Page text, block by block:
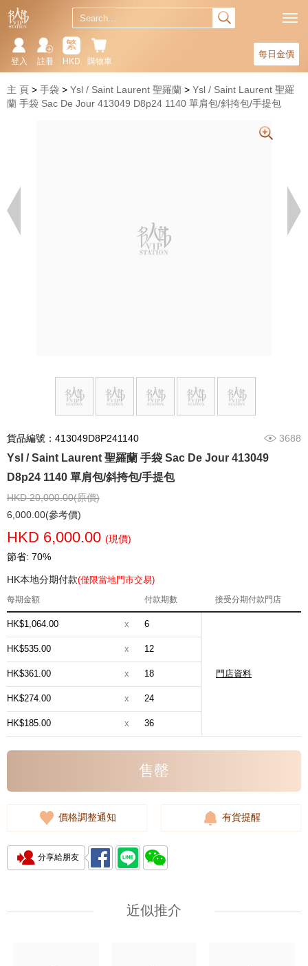
每日金價
購物車
繁
HKD
註冊
登入
主 頁 手袋 Ysl / Saint Laurent 聖羅蘭
Ysl / Saint Laurent 聖羅
蘭 手袋 Sac De Jour 413049 D8p24 1140 單肩包/斜挎包/手提包
貨品編號：413049D8P241140 3688
Ysl / Saint Laurent 聖羅蘭 手袋 Sac De Jour 413049
D8p24 1140 單肩包/斜挎包/手提包
HKD 20,000.00(原價)
6,000.00(參考價)
HKD 6,000.00 (現價)
節省: 70%
HK本地分期付款(僅限當地門市交易)
每期金額 付款期數 接受分期付款門店
HK$1,064.00 x 6
門店資料
HK$535.00 x 12
HK$361.00 x 18
HK$274.00 x 24
HK$185.00 x 36
售罄
價格調整通知 有貨提醒
分享給朋友
近似推介